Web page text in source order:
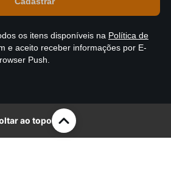
os itens disponíveis na Política de
e aceito receber informações por E-
Push.
ao topo